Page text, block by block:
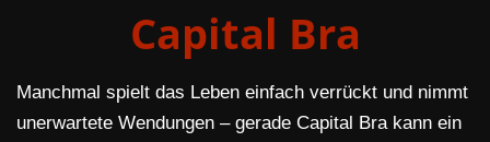
Capital Bra
Manchmal spielt das Leben einfach verrückt und nimmt
unerwartete Wendungen – gerade Capital Bra kann ein